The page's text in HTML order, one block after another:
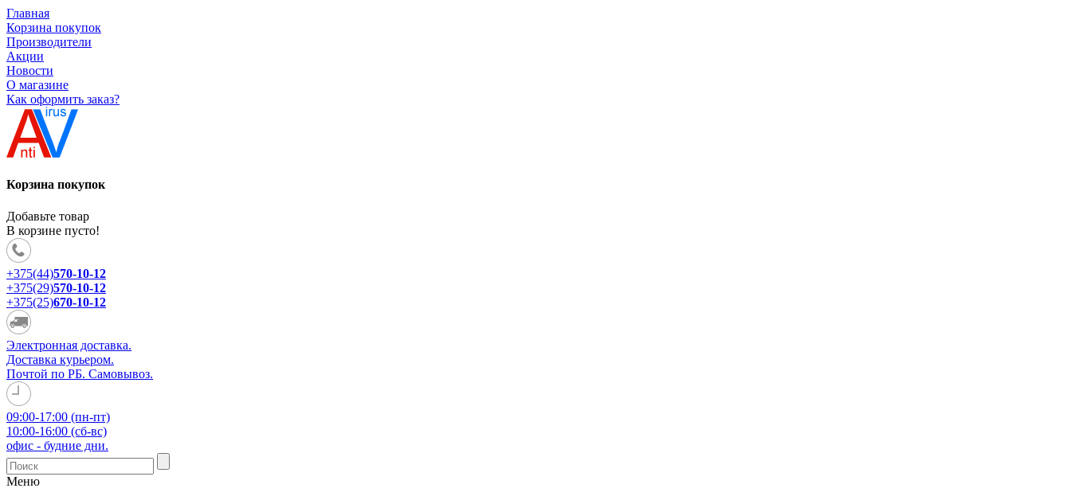
Главная
Корзина покупок
Производители
Акции
Новости
О магазине
Как оформить заказ?
Корзина покупок
Добавьте товар
В корзине пусто!
+375(44)570-10-12
+375(29)570-10-12
+375(25)670-10-12
Электронная доставка.
Доставка курьером.
Почтой по РБ. Самовывоз.
09:00-17:00 (пн-пт)
10:00-16:00 (сб-вс)
офис - будние дни.
Меню